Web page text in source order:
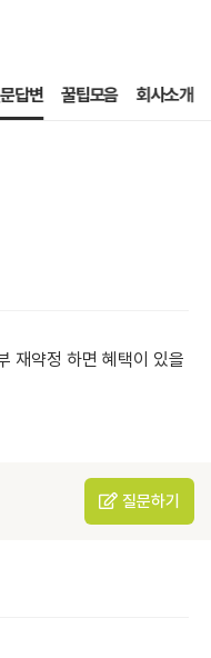
답변 꿀팁모음 회사소개
재약정 하면 혜택이 있을
질문하기